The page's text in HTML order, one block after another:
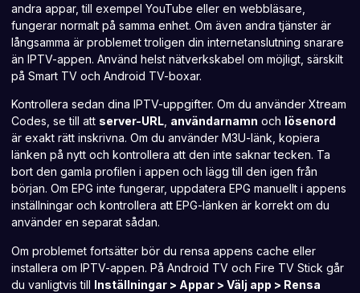
andra appar, till exempel YouTube eller en webbläsare,
fungerar normalt på samma enhet. Om även andra tjänster är
långsamma är problemet troligen din internetanslutning snarare
än IPTV-appen. Använd helst nätverkskabel om möjligt, särskilt
på Smart TV och Android TV-boxar.
Kontrollera sedan dina IPTV-uppgifter. Om du använder Xtream
Codes, se till att server-URL användarnamn och lösenord
är exakt rätt inskrivna. Om du använder M3U-länk, kopiera
länken på nytt och kontrollera att den inte saknar tecken. Ta
bort den gamla profilen i appen och lägg till den igen från
början. Om EPG inte fungerar, uppdatera EPG manuellt i appens
inställningar och kontrollera att EPG-länken är korrekt om du
använder en separat sådan.
Om problemet fortsätter bör du rensa appens cache eller
installera om IPTV-appen. På Android TV och Fire TV Stick går
du vanligtvis till Inställningar > Appar > Välj app > Rensa